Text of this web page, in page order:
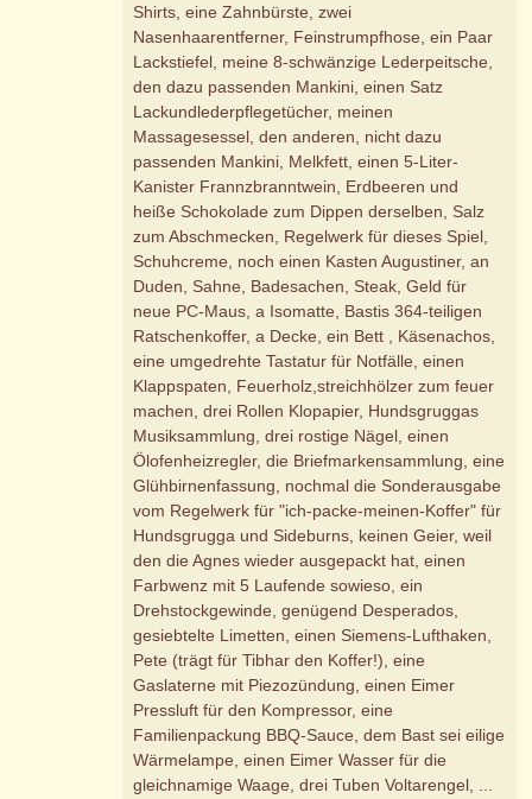
Shirts, eine Zahnbürste, zwei
Nasenhaarentferner, Feinstrumpfhose, ein Paar
Lackstiefel, meine 8-schwänzige Lederpeitsche,
den dazu passenden Mankini, einen Satz
Lackundlederpflegetücher, meinen
Massagesessel, den anderen, nicht dazu
passenden Mankini, Melkfett, einen 5-Liter-
Kanister Frannzbranntwein, Erdbeeren und
heiße Schokolade zum Dippen derselben, Salz
zum Abschmecken, Regelwerk für dieses Spiel,
Schuhcreme, noch einen Kasten Augustiner, an
Duden, Sahne, Badesachen, Steak, Geld für
neue PC-Maus, a Isomatte, Bastis 364-teiligen
Ratschenkoffer, a Decke, ein Bett , Käsenachos,
eine umgedrehte Tastatur für Notfälle, einen
Klappspaten, Feuerholz,streichhölzer zum feuer
machen, drei Rollen Klopapier, Hundsgruggas
Musiksammlung, drei rostige Nägel, einen
Ölofenheizregler, die Briefmarkensammlung, eine
Glühbirnenfassung, nochmal die Sonderausgabe
vom Regelwerk für "ich-packe-meinen-Koffer" für
Hundsgrugga und Sideburns, keinen Geier, weil
den die Agnes wieder ausgepackt hat, einen
Farbwenz mit 5 Laufende sowieso, ein
Drehstockgewinde, genügend Desperados,
gesiebtelte Limetten, einen Siemens-Lufthaken,
Pete (trägt für Tibhar den Koffer!), eine
Gaslaterne mit Piezozündung, einen Eimer
Pressluft für den Kompressor, eine
Familienpackung BBQ-Sauce, dem Bast sei eilige
Wärmelampe, einen Eimer Wasser für die
gleichnamige Waage, drei Tuben Voltarengel, ...